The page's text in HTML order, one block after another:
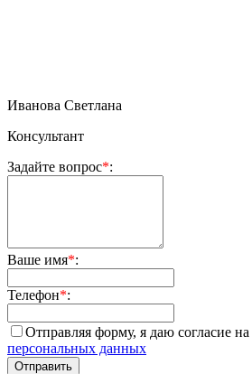
Иванова Светлана
Консультант
Задайте вопрос*:
Ваше имя*:
Телефон*:
Отправляя форму, я даю согласие на
персональных данных